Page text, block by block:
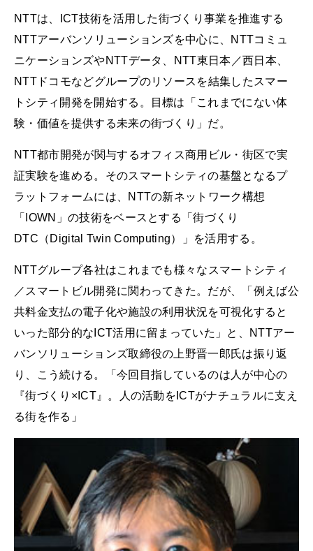
NTTは、ICT技術を活用した街づくり事業を推進する
NTTアーバンソリューションズを中心に、NTTコミュ
ニケーションズやNTTデータ、NTT東日本／西日本、
NTTドコモなどグループのリソースを結集したスマー
トシティ開発を開始する。目標は「これまでにない体
験・価値を提供する未来の街づくり」だ。
NTT都市開発が関与するオフィス商用ビル・街区で実
証実験を進める。そのスマートシティの基盤となるプ
ラットフォームには、NTTの新ネットワーク構想
「IOWN」の技術をベースとする「街づくり
DTC（Digital Twin Computing）」を活用する。
NTTグループ各社はこれまでも様々なスマートシティ
／スマートビル開発に関わってきた。だが、「例えば公
共料金支払の電子化や施設の利用状況を可視化すると
いった部分的なICT活用に留まっていた」と、NTTアー
バンソリューションズ取締役の上野晋一郎氏は振り返
り、こう続ける。「今回目指しているのは人が中心の
『街づくり×ICT』。人の活動をICTがナチュラルに支え
る街を作る」